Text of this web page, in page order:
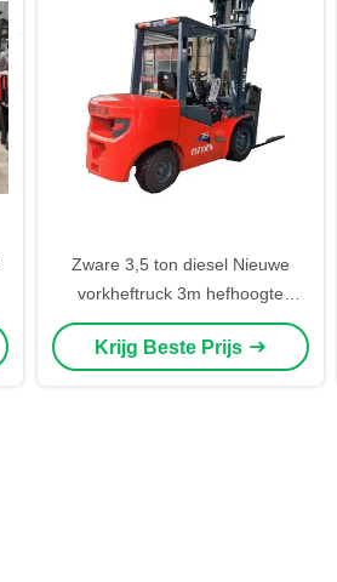
Zware 3,5 ton diesel Nieuwe
vorkheftruck 3m hefhoogte
Originele verf Niet gerenoveerd
Krijg Beste Prijs